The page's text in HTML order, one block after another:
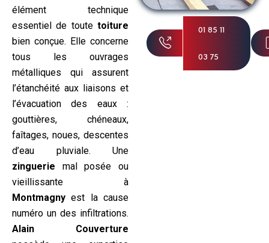
élément technique
essentiel de toute toiture
bien conçue. Elle concerne
tous les ouvrages
métalliques qui assurent
l’étanchéité aux liaisons et
l’évacuation des eaux :
gouttières, chéneaux,
faîtages, noues, descentes
d’eau pluviale. Une
zinguerie mal posée ou
vieillissante à
Montmagny est la cause
numéro un des infiltrations.
Alain Couverture
01 85 11
03 75